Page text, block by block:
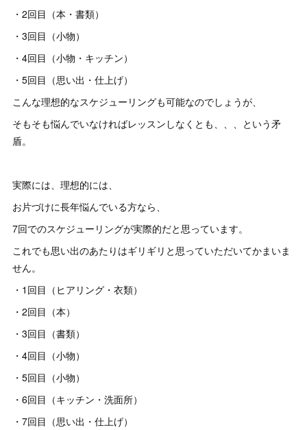
・2回目（本・書類）
・3回目（小物）
・4回目（小物・キッチン）
・5回目（思い出・仕上げ）
こんな理想的なスケジューリングも可能なのでしょうが、
そもそも悩んでいなければレッスンしなくとも、、、という矛
盾。
実際には、理想的には、
お片づけに長年悩んでいる方なら、
7回でのスケジューリングが実際的だと思っています。
これでも思い出のあたりはギリギリと思っていただいてかまいま
せん。
・1回目（ヒアリング・衣類）
・2回目（本）
・3回目（書類）
・4回目（小物）
・5回目（小物）
・6回目（キッチン・洗面所）
・7回目（思い出・仕上げ）